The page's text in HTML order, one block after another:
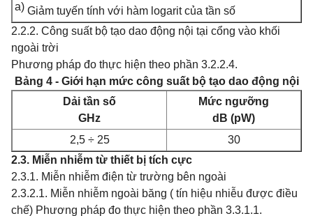
a) Giảm tuyến tính với hàm logarit của tần số
2.2.2. Công suất bộ tạo dao động nội tại cổng vào khối
ngoài trời
Phương pháp đo thực hiện theo phần 3.2.2.4.
Bảng 4 - Giới hạn mức công suất bộ tạo dao động nội
Dải tần số
GHz
Mức ngưỡng
dB (pW)
2,5 ÷ 25
30
2.3. Miễn nhiễm từ thiết bị tích cực
2.3.1. Miễn nhiễm điện từ trường bên ngoài
2.3.2.1. Miễn nhiễm ngoài băng ( tín hiệu nhiễu được điều
chế) Phương pháp đo thực hiện theo phần 3.3.1.1.